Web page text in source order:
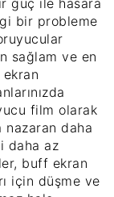
güç ile hasara
bir probleme
sağlam ve en
film olarak
nazaran daha
daha az
buff ekran
için düşme ve